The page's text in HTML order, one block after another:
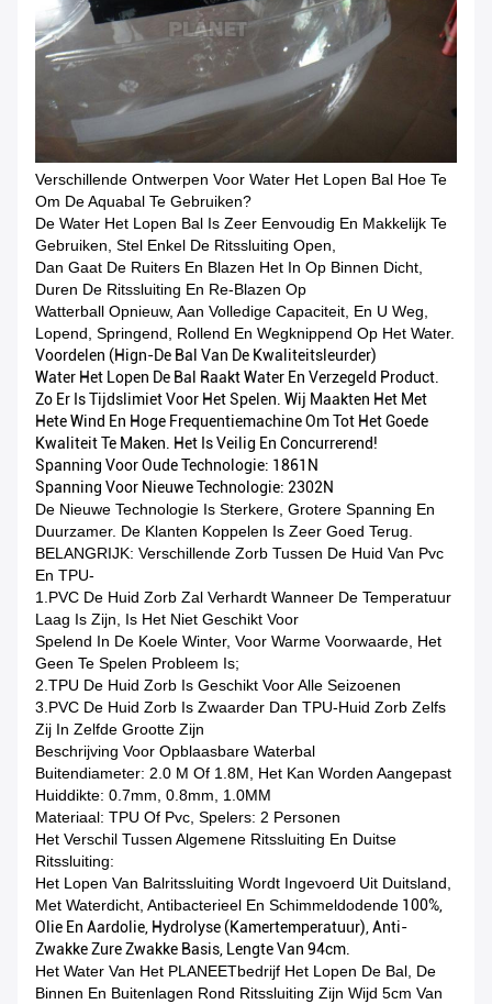
Verschillende Ontwerpen Voor Water Het Lopen Bal Hoe Te
Om De Aquabal Te Gebruiken?
De Water Het Lopen Bal Is Zeer Eenvoudig En Makkelijk Te
Gebruiken, Stel Enkel De Ritssluiting Open,
Dan Gaat De Ruiters En Blazen Het In Op Binnen Dicht,
Duren De Ritssluiting En Re-Blazen Op
Watterball Opnieuw, Aan Volledige Capaciteit, En U Weg,
Lopend, Springend, Rollend En Wegknippend Op Het Water.
Voordelen (Hign-De Bal Van De Kwaliteitsleurder)
Water Het Lopen De Bal Raakt Water En Verzegeld Product.
Zo Er Is Tijdslimiet Voor Het Spelen. Wij Maakten Het Met
Hete Wind En Hoge Frequentiemachine Om Tot Het Goede
Kwaliteit Te Maken. Het Is Veilig En Concurrerend!
Spanning Voor Oude Technologie: 1861N
Spanning Voor Nieuwe Technologie: 2302N
De Nieuwe Technologie Is Sterkere, Grotere Spanning En
Duurzamer. De Klanten Koppelen Is Zeer Goed Terug.
BELANGRIJK: Verschillende Zorb Tussen De Huid Van Pvc
En TPU-
1.PVC De Huid Zorb Zal Verhardt Wanneer De Temperatuur
Laag Is Zijn, Is Het Niet Geschikt Voor
Spelend In De Koele Winter, Voor Warme Voorwaarde, Het
Geen Te Spelen Probleem Is;
2.TPU De Huid Zorb Is Geschikt Voor Alle Seizoenen
3.PVC De Huid Zorb Is Zwaarder Dan TPU-Huid Zorb Zelfs
Zij In Zelfde Grootte Zijn
Beschrijving Voor Opblaasbare Waterbal
Buitendiameter: 2.0 M Of 1.8M, Het Kan Worden Aangepast
Huiddikte: 0.7mm, 0.8mm, 1.0MM
Materiaal: TPU Of Pvc, Spelers: 2 Personen
Het Verschil Tussen Algemene Ritssluiting En Duitse
Ritssluiting:
Het Lopen Van Balritssluiting Wordt Ingevoerd Uit Duitsland,
Met Waterdicht, Antibacterieel En Schimmeldodende 100%,
Olie En Aardolie, Hydrolyse (kamertemperatuur), Anti-
Zwakke Zure Zwakke Basis, Lengte Van 94cm.
Het Water Van Het PLANEETbedrijf Het Lopen De Bal, De
Binnen En Buitenlagen Rond Ritssluiting Zijn Wijd 5cm Van